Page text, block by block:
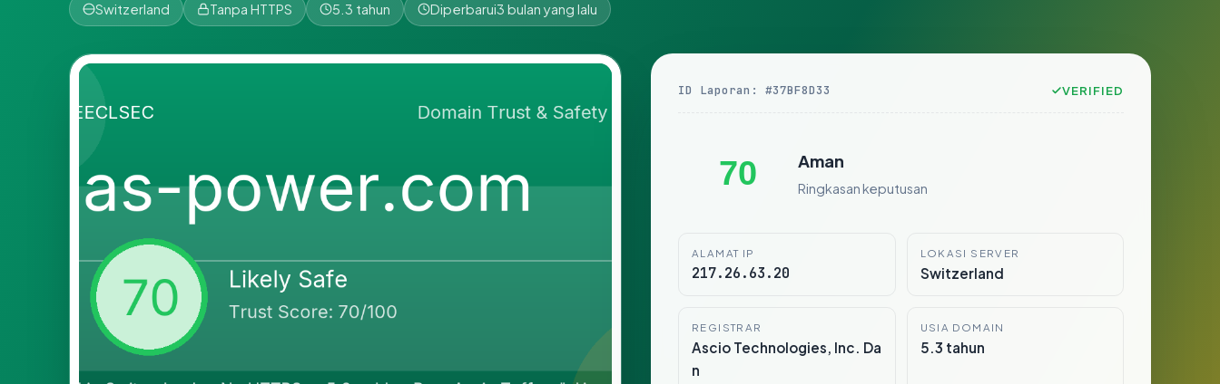
Switzerland Tanpa HTTPS 5.3 tahun Diperbarui3 bulan yang lalu
ID Laporan: #37BF8D33 VERIFIED
70 Aman
Ringkasan keputusan
ALAMAT IP
217.26.63.20
LOKASI SERVER
Switzerland
REGISTRAR
Ascio Technologies, Inc. Da
n
USIA DOMAIN
5.3 tahun